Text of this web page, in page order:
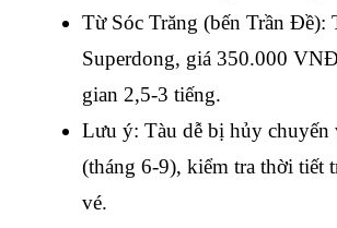
Từ Sóc Trăng (bến Trần Đề):
Superdong, giá 350.000
gian 2,5-3 tiếng.
Lưu ý: Tàu dễ bị hủy chuyến
(tháng 6-9), kiểm tra thời tiết
vé.